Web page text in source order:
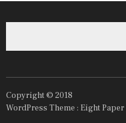
Copyright © 2018
WordPress Theme : Eight Paper